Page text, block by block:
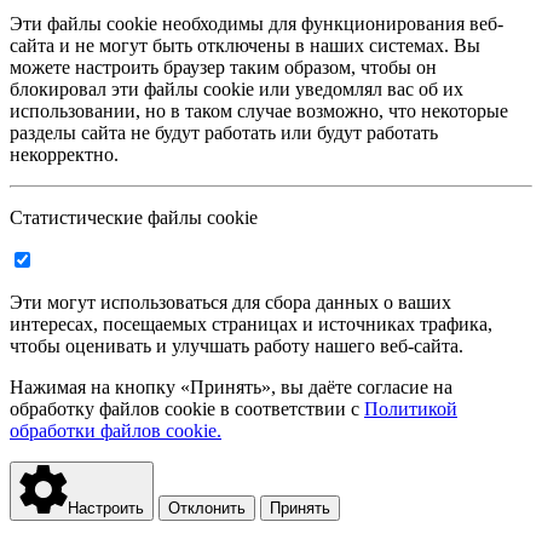
Эти файлы cookie необходимы для функционирования веб-
сайта и не могут быть отключены в наших системах. Вы
можете настроить браузер таким образом, чтобы он
блокировал эти файлы cookie или уведомлял вас об их
использовании, но в таком случае возможно, что некоторые
разделы сайта не будут работать или будут работать
некорректно.
Статистические файлы cookie
Эти могут использоваться для сбора данных о ваших
интересах, посещаемых страницах и источниках трафика,
чтобы оценивать и улучшать работу нашего веб-сайта.
Нажимая на кнопку «Принять», вы даёте согласие на
обработку файлов cookie в соответствии с Политикой
обработки файлов cookie.
Настроить Отклонить Принять